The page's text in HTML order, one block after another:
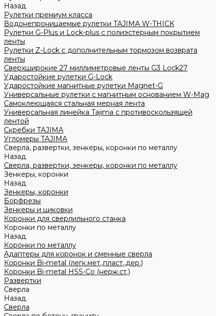
Назад
Рулетки премиум класса
Водонепроницаемые рулетки TAJIMA W-THICK
Рулетки G-Plus и Lock-plus с полиэстерным покрытием
ленты
Рулетки Z-Lock с дополнительным тормозом возврата
ленты
Сверхширокие 27 миллиметровые ленты G3 Lock27
Ударостойкие рулетки G-Lock
Ударостойкие магнитные рулетки Magnet-G
Универсальные рулетки с магнитным основанием W-Mag
Самоклеющаяся стальная мерная лента
Универсальная линейка Tajima с противоскользящей
лентой
Скребки TAJIMA
Угломеры TAJIMA
Сверла, развертки, зенкеры, коронки по металлу
Назад
Сверла, развертки, зенкеры, коронки по металлу
Зенкеры, коронки
Назад
Зенкеры, коронки
Борфрезы
Зенкеры и циковки
Коронки для сверлильного станка
Коронки по металлу
Назад
Коронки по металлу
Адаптеры для коронок и сменные сверла
Коронки Bi-metal (легк.мет.,пласт.,дер.)
Коронки Bi-metal HSS-Co (нерж.ст.)
Развертки
Сверла
Назад
Сверла